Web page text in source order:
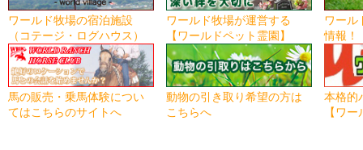
ワールド牧場の宿泊施設
（コテージ・ログハウス）
ワールド牧場が運営する
【ワールドペット霊園】
ワール
情報！
馬の販売・乗馬体験につい
てはこちらのサイトへ
動物の引き取り希望の方は
こちらへ
本格的
【ワ